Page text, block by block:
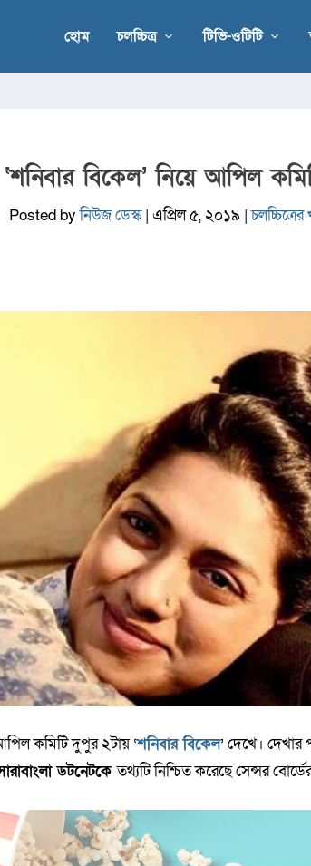
হোম চলচ্চিত্র টিভি-ওটিটি
‘শনিবার বিকেল’ নিয়ে আপিল
Posted byনিউজ ডেস্ক|এপ্রিল ৫, ২০১৯ |
কমিটি দুপুর ২টায় ‘শনিবার বিকেল’ দেখে। দেখার
ডটনেটকেতথ্যটি নিশ্চিত করেছে সেন্সর